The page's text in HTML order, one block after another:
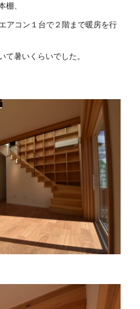
棚、
アコン１台で２階まで暖房を行
て暑いくらいでした。